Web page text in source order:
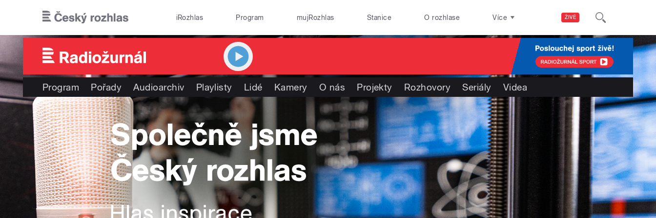
ŽIVĚ
iRozhlas Program mujRozhlas Stanice O rozhlase Více
Program Pořady Audioarchiv Playlisty Lidé Kamery O nás Projekty Rozhovory Seriály Videa